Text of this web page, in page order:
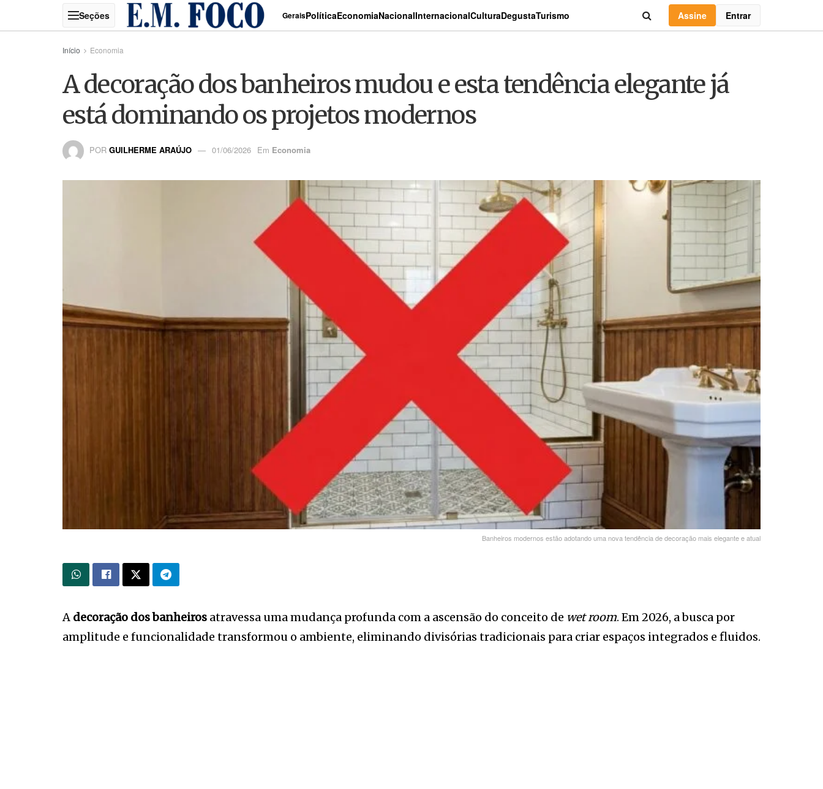
GeraisPolíticaEconomiaNacionalInternacionalCulturaDegustaTurismo Assine Entrar
Início Economia
A decoração dos banheiros mudou e esta tendência elegante já
está dominando os projetos modernos
POR GUILHERME ARAÚJO 01/06/2026 Em Economia
Banheiros modernos estão adotando uma nova tendência de decoração mais elegante e atual
A decoração dos banheiros atravessa uma mudança profunda com a ascensão do conceito de wet room. Em 2026, a busca por
amplitude e funcionalidade transformou o ambiente, eliminando divisórias tradicionais para criar espaços integrados e fluidos.